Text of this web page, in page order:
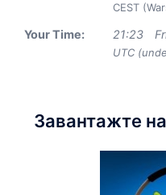
CEST
Your Time: 21:23
UTC
Завантажте